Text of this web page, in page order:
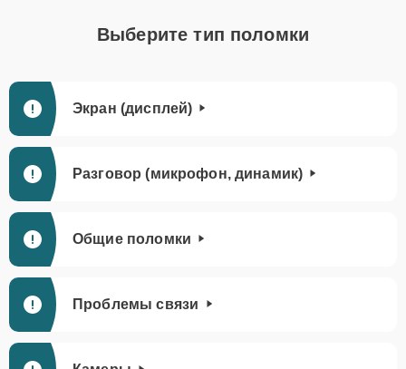
Выберите тип поломки
Экран (дисплей)
Разговор (микрофон, динамик)
Общие поломки
Проблемы связи